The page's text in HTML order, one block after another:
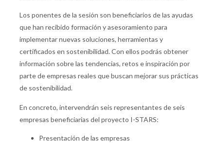
Los ponentes de la sesión son beneficiarios de las ayudas
que han recibido formación y asesoramiento para
implementar nuevas soluciones, herramientas y
certificados en sostenibilidad. Con ellos podrás obtener
información sobre las tendencias, retos e inspiración por
parte de empresas reales que buscan mejorar sus prácticas
de sostenibilidad.
En concreto, intervendrán seis representantes de seis
empresas beneficiarias del proyecto I-STARS:
Presentación de las empresas